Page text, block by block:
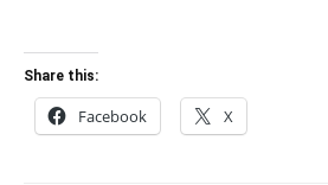
Share this:
Facebook X